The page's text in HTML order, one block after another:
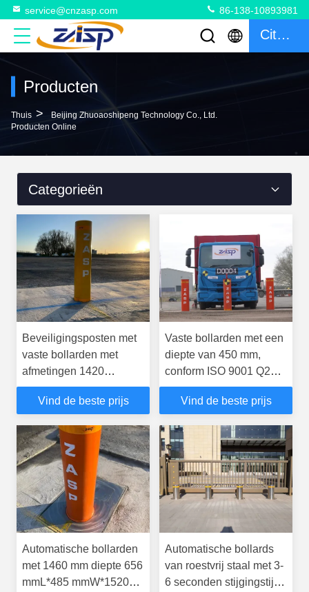
service@cnzasp.com 86-138-10893981
Citaat
Producten
Thuis >
Beijing Zhuoaoshipeng Technology Co., Ltd.
Producten Online
Categorieën
Beveiligingsposten met
vaste bollarden met
afmetingen 1420
mm*1200 mm*1200 mm
Gewicht 15 kg en
Vind de beste prijs
Vaste bollarden met een
diepte van 450 mm,
conform ISO 9001 Q235
koolstofstaal voor
beveiliging van de
Vind de beste prijs
Automatische bollarden
met 1460 mm diepte 656
mmL*485 mmW*1520
Automatische bollards
van roestvrij staal met 3-
6 seconden stijgingstijd